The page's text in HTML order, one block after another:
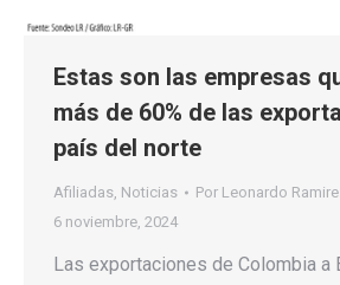
Estas son las empresas
más de 60% de las
país del norte
Afiliadas, Noticias Por Leonardo
6 noviembre, 2024
Las exportaciones de Colombia a